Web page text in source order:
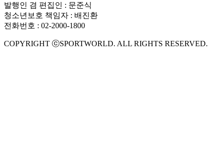
발행인 겸 편집인 : 문준식
청소년보호 책임자 : 배진환
전화번호 : 02-2000-1800
COPYRIGHT ⓒSPORTWORLD. ALL RIGHTS RESERVED.